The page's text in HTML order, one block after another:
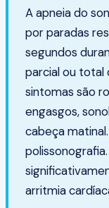
A apneia do
por paradas
segundos
parcial ou total
sintomas são
engasgos,
cabeça
arritmia